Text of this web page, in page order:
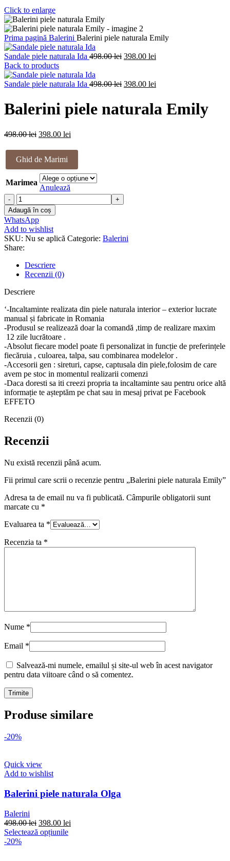
Click to enlarge
Prima pagină Balerini Balerini piele naturala Emily
Sandale piele naturala Ida 498.00lei Prețul
fost:
398.00 lei
Back to products
Sandale piele naturala Ida 498.00lei Prețul
fost:
398.00 lei
este:
398.00 lei.
Balerini piele naturala Emily
498.00lei Prețul
a
fost:
498.00 lei.
398.00 lei
este:
Ghid de Marimi
Marimea
Anulează
Cantitate
Balerini
piele
naturala
Emily
Adaugă în coș
WhatsApp
Add to wishlist
SKU: Nu se aplică Categorie: Balerini
Share:
Descriere
Recenzii (0)
Descriere
‘-Incaltaminte realizata din piele naturala interior – exterior lucrate
manual și fabricate in Romania
-Produsul se realizează doar la comandă ,timp de realizare maxim
12 zile lucrătoare .
-Absolut fiecare model poate fi personalizat in funcție de preferințele
fiecăruia , culoarea, talpa, sau combinarea modelelor .
-Accesorii gen : sireturi, capse, captusala din piele,folosim de care
avem pe stoc in momentul realizarii comenzi
-Daca doresti sa iti creezi propria ta incaltaminte sau pentru orice altă
informație te așteptăm pe chat sau in mesaj privat pe Facebook
EFFETO
Recenzii (0)
Recenzii
Nu există recenzii până acum.
Fii primul care scrii o recenzie pentru „Balerini piele naturala Emily”
Adresa ta de email nu va fi publicată. Câmpurile obligatorii sunt
marcate cu *
Evaluarea ta *
Recenzia ta *
Nume *
Email *
Salvează-mi numele, emailul și site-ul web în acest navigator
pentru data viitoare când o să comentez.
Produse similare
-20%
Quick view
Add to wishlist
Balerini piele naturala Olga
Balerini
498.00lei Prețul
inițial
398.00 lei
Selectează opțiunileAcest
-20%